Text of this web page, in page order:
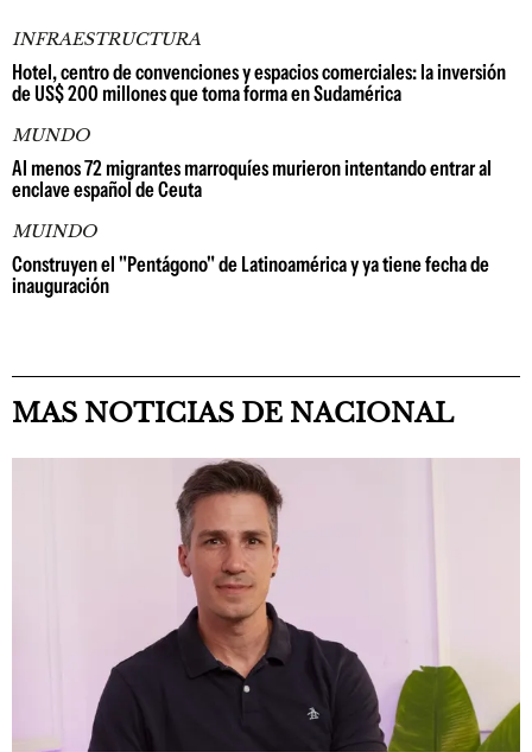
INFRAESTRUCTURA
Hotel, centro de convenciones y espacios comerciales: la inversión
de US$ 200 millones que toma forma en Sudamérica
MUNDO
Al menos 72 migrantes marroquíes murieron intentando entrar al
enclave español de Ceuta
MUINDO
Construyen el "Pentágono" de Latinoamérica y ya tiene fecha de
inauguración
MAS NOTICIAS DE NACIONAL